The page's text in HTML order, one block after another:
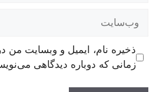
وب‌سایت
ذخیره نام، ایمیل و وبسایت من
زمانی که دوباره دیدگاهی